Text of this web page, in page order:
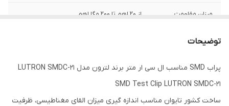
میزان مقاومت از 20 اهم تا 200 مگا اهم
توضیحات
پراب SMD مناسب ال سی ار متر برند لترون مدل LUTRON SMDC-21
SMD Test Clip LUTRON SMDC-21
ساخت کشور تایوان مناسب اندازه گیری میزان القای مغناطیسی، ظرفیت